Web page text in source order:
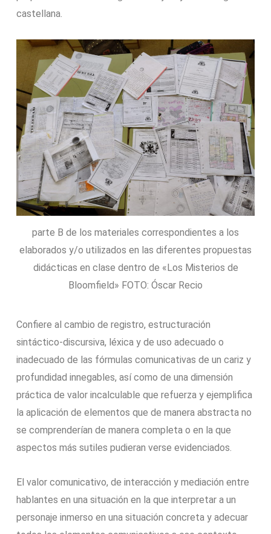
castellana.
parte B de los materiales correspondientes a los
elaborados y/o utilizados en las diferentes propuestas
didácticas en clase dentro de «Los Misterios de
Bloomfield» FOTO: Óscar Recio
Confiere al cambio de registro, estructuración
sintáctico-discursiva, léxica y de uso adecuado o
inadecuado de las fórmulas comunicativas de un cariz y
profundidad innegables, así como de una dimensión
práctica de valor incalculable que refuerza y ejemplifica
la aplicación de elementos que de manera abstracta no
se comprenderían de manera completa o en la que
aspectos más sutiles pudieran verse evidenciados.
El valor comunicativo, de interacción y mediación entre
hablantes en una situación en la que interpretar a un
personaje inmerso en una situación concreta y adecuar